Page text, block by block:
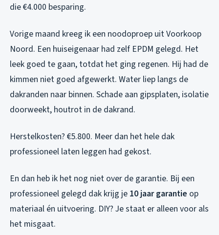
die €4.000 besparing.
Vorige maand kreeg ik een noodoproep uit Voorkoop
Noord. Een huiseigenaar had zelf EPDM gelegd. Het
leek goed te gaan, totdat het ging regenen. Hij had de
kimmen niet goed afgewerkt. Water liep langs de
dakranden naar binnen. Schade aan gipsplaten, isolatie
doorweekt, houtrot in de dakrand.
Herstelkosten? €5.800. Meer dan het hele dak
professioneel laten leggen had gekost.
En dan heb ik het nog niet over de garantie. Bij een
professioneel gelegd dak krijg je 10 jaar garantie op
materiaal én uitvoering. DIY? Je staat er alleen voor als
het misgaat.